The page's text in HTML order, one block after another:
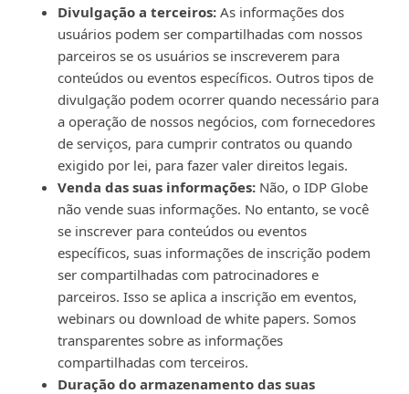
Divulgação a terceiros:As informações dos
usuários podem ser compartilhadas com nossos
parceiros se os usuários se inscreverem para
conteúdos ou eventos específicos. Outros tipos de
divulgação podem ocorrer quando necessário para
a operação de nossos negócios, com fornecedores
de serviços, para cumprir contratos ou quando
exigido por lei, para fazer valer direitos legais.
Venda das suas informações:Não, o IDP Globe
não vende suas informações. No entanto, se você
se inscrever para conteúdos ou eventos
específicos, suas informações de inscrição podem
ser compartilhadas com patrocinadores e
parceiros. Isso se aplica a inscrição em eventos,
webinars ou download de white papers. Somos
transparentes sobre as informações
compartilhadas com terceiros.
Duração do armazenamento das suas